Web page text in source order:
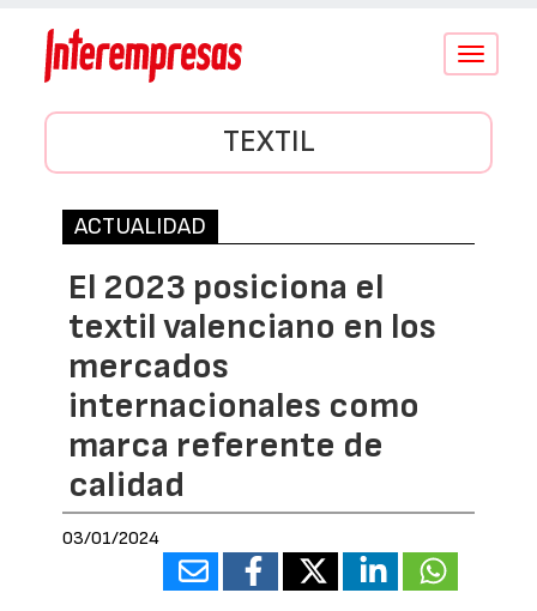
Conmutar
TEXTIL
ACTUALIDAD
El 2023 posiciona el
textil valenciano en los
mercados
internacionales como
marca referente de
calidad
03/01/2024